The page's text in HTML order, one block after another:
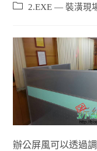
2.EXE — 裝潢現
辦公屏風可以透過